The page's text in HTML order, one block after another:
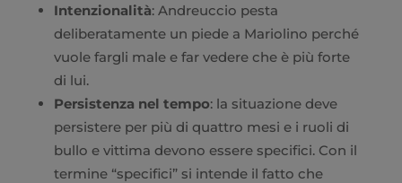
Intenzionalità: Andreuccio pesta
deliberatamente un piede a Mariolino perché
vuole fargli male e far vedere che è più forte
di lui.
Persistenza nel tempo: la situazione deve
persistere per più di quattro mesi e i ruoli di
bullo e vittima devono essere specifici. Con il
termine “specifici” si intende il fatto che